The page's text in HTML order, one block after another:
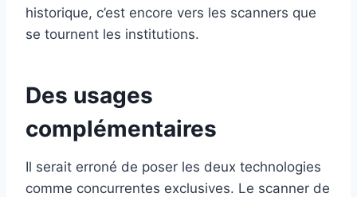
historique, c’est encore vers les scanners que
se tournent les institutions.
Des usages
complémentaires
Il serait erroné de poser les deux technologies
comme concurrentes exclusives. Le scanner de